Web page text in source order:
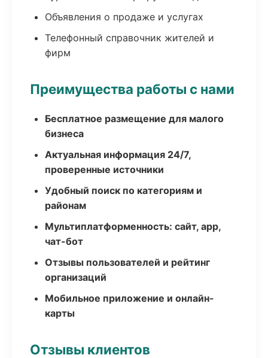
Объявления о продаже и услугах
Телефонный справочник жителей и
фирм
Преимущества работы с нами
Бесплатное размещение для малого
бизнеса
Актуальная информация 24/7,
проверенные источники
Удобный поиск по категориям и
районам
Мультиплатформенность: сайт, app,
чат-бот
Отзывы пользователей и рейтинг
организаций
Мобильное приложение и онлайн-
карты
Отзывы клиентов